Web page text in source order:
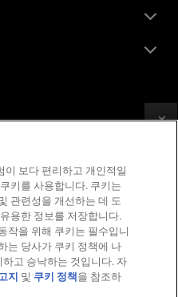
명성
개 경쟁
전략
책
정
보다 편리하고 개인적일
키를 사용합니다. 쿠키는
관련성을 개선하는 데 도
용한 정보를 저장합니다.
작을 위해 쿠키는 필수입니
는 당사가 쿠키 정책에 나
고 승낙하는 것입니다. 자
지 및 쿠키 정책을 참조하